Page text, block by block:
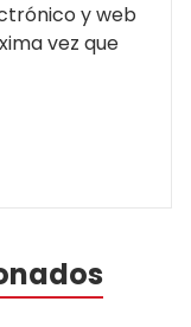
y web
vez que